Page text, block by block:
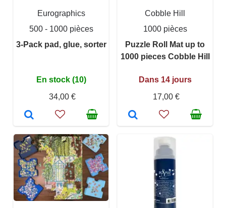
Eurographics
500 - 1000 pièces
3-Pack pad, glue, sorter
En stock (10)
34,00 €
Cobble Hill
1000 pièces
Puzzle Roll Mat up to
1000 pieces Cobble Hill
Dans 14 jours
17,00 €